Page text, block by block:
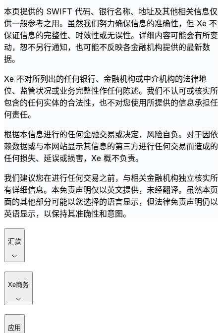
本页提供的 SWIFT 代码、银行名称、地址及其他相关信息仅
供一般参考之用。虽然我们努力确保信息的准确性，但 Xe 不
保证信息的完整性、时效性或无误性。详细内容可能会有所变
动，恕不另行通知，也可能不反映各金融机构提供的最新数
据。
Xe 不对所列出的任何银行、金融机构或中介机构的法律地
位、监管状况或业务完整性作任何陈述。我们不认可或核实所
包含的任何实体的合法性，也不对您使用所提供的信息承担任
何责任。
根据本信息进行的任何金融交易或决定，风险自负。对于因依
赖数据或与本网站显示其信息的第三方进行任何交易而造成的
任何损失、延误或损害，Xe 概不负责。
我们建议您在进行任何交易之前，与相关金融机构独立核实所
有详细信息。本免责声明仅以英文提供，未经翻译。虽然本页
面的其他部分可能以您选择的语言显示，但法律免责声明仍以
英语显示，以保持其准确性和意图。
汇款
Xe商务
应用